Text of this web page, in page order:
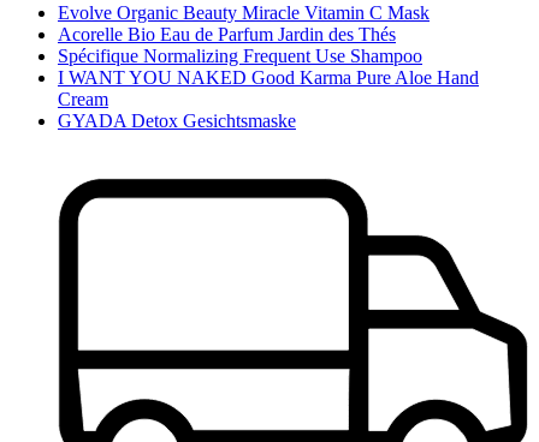
Evolve Organic Beauty Miracle Vitamin C Mask
Acorelle Bio Eau de Parfum Jardin des Thés
Spécifique Normalizing Frequent Use Shampoo
I WANT YOU NAKED Good Karma Pure Aloe Hand
Cream
GYADA Detox Gesichtsmaske